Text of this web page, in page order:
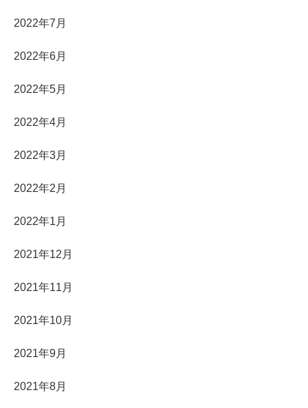
2022年7月
2022年6月
2022年5月
2022年4月
2022年3月
2022年2月
2022年1月
2021年12月
2021年11月
2021年10月
2021年9月
2021年8月